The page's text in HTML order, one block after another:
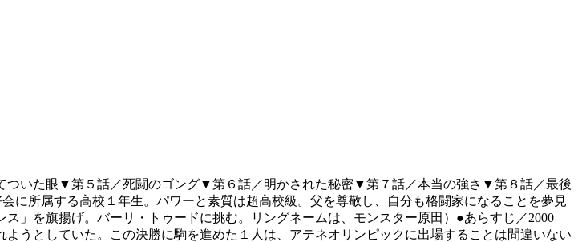
いた眼▼第５話／死闘のゴング▼第６話／明かされた秘密▼第７話／本当の強さ▼第８話／最後
所属する高校１年生。パワーと素質は超高校級。父を尊敬し、自分も格闘家になることを夢見
」を旗揚げ。バーリ・トゥードに挑む。リングネームは、モンスター原田）●あらすじ／2000
うとしていた。この決勝に駒を進めた１人は、アテネオリンピックに出場することは間違いない